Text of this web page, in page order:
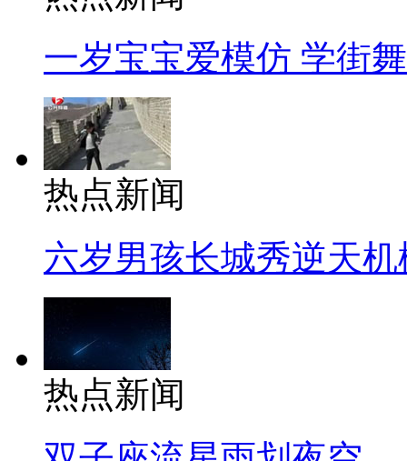
一岁宝宝爱模仿 学街
热点新闻
六岁男孩长城秀逆天机
热点新闻